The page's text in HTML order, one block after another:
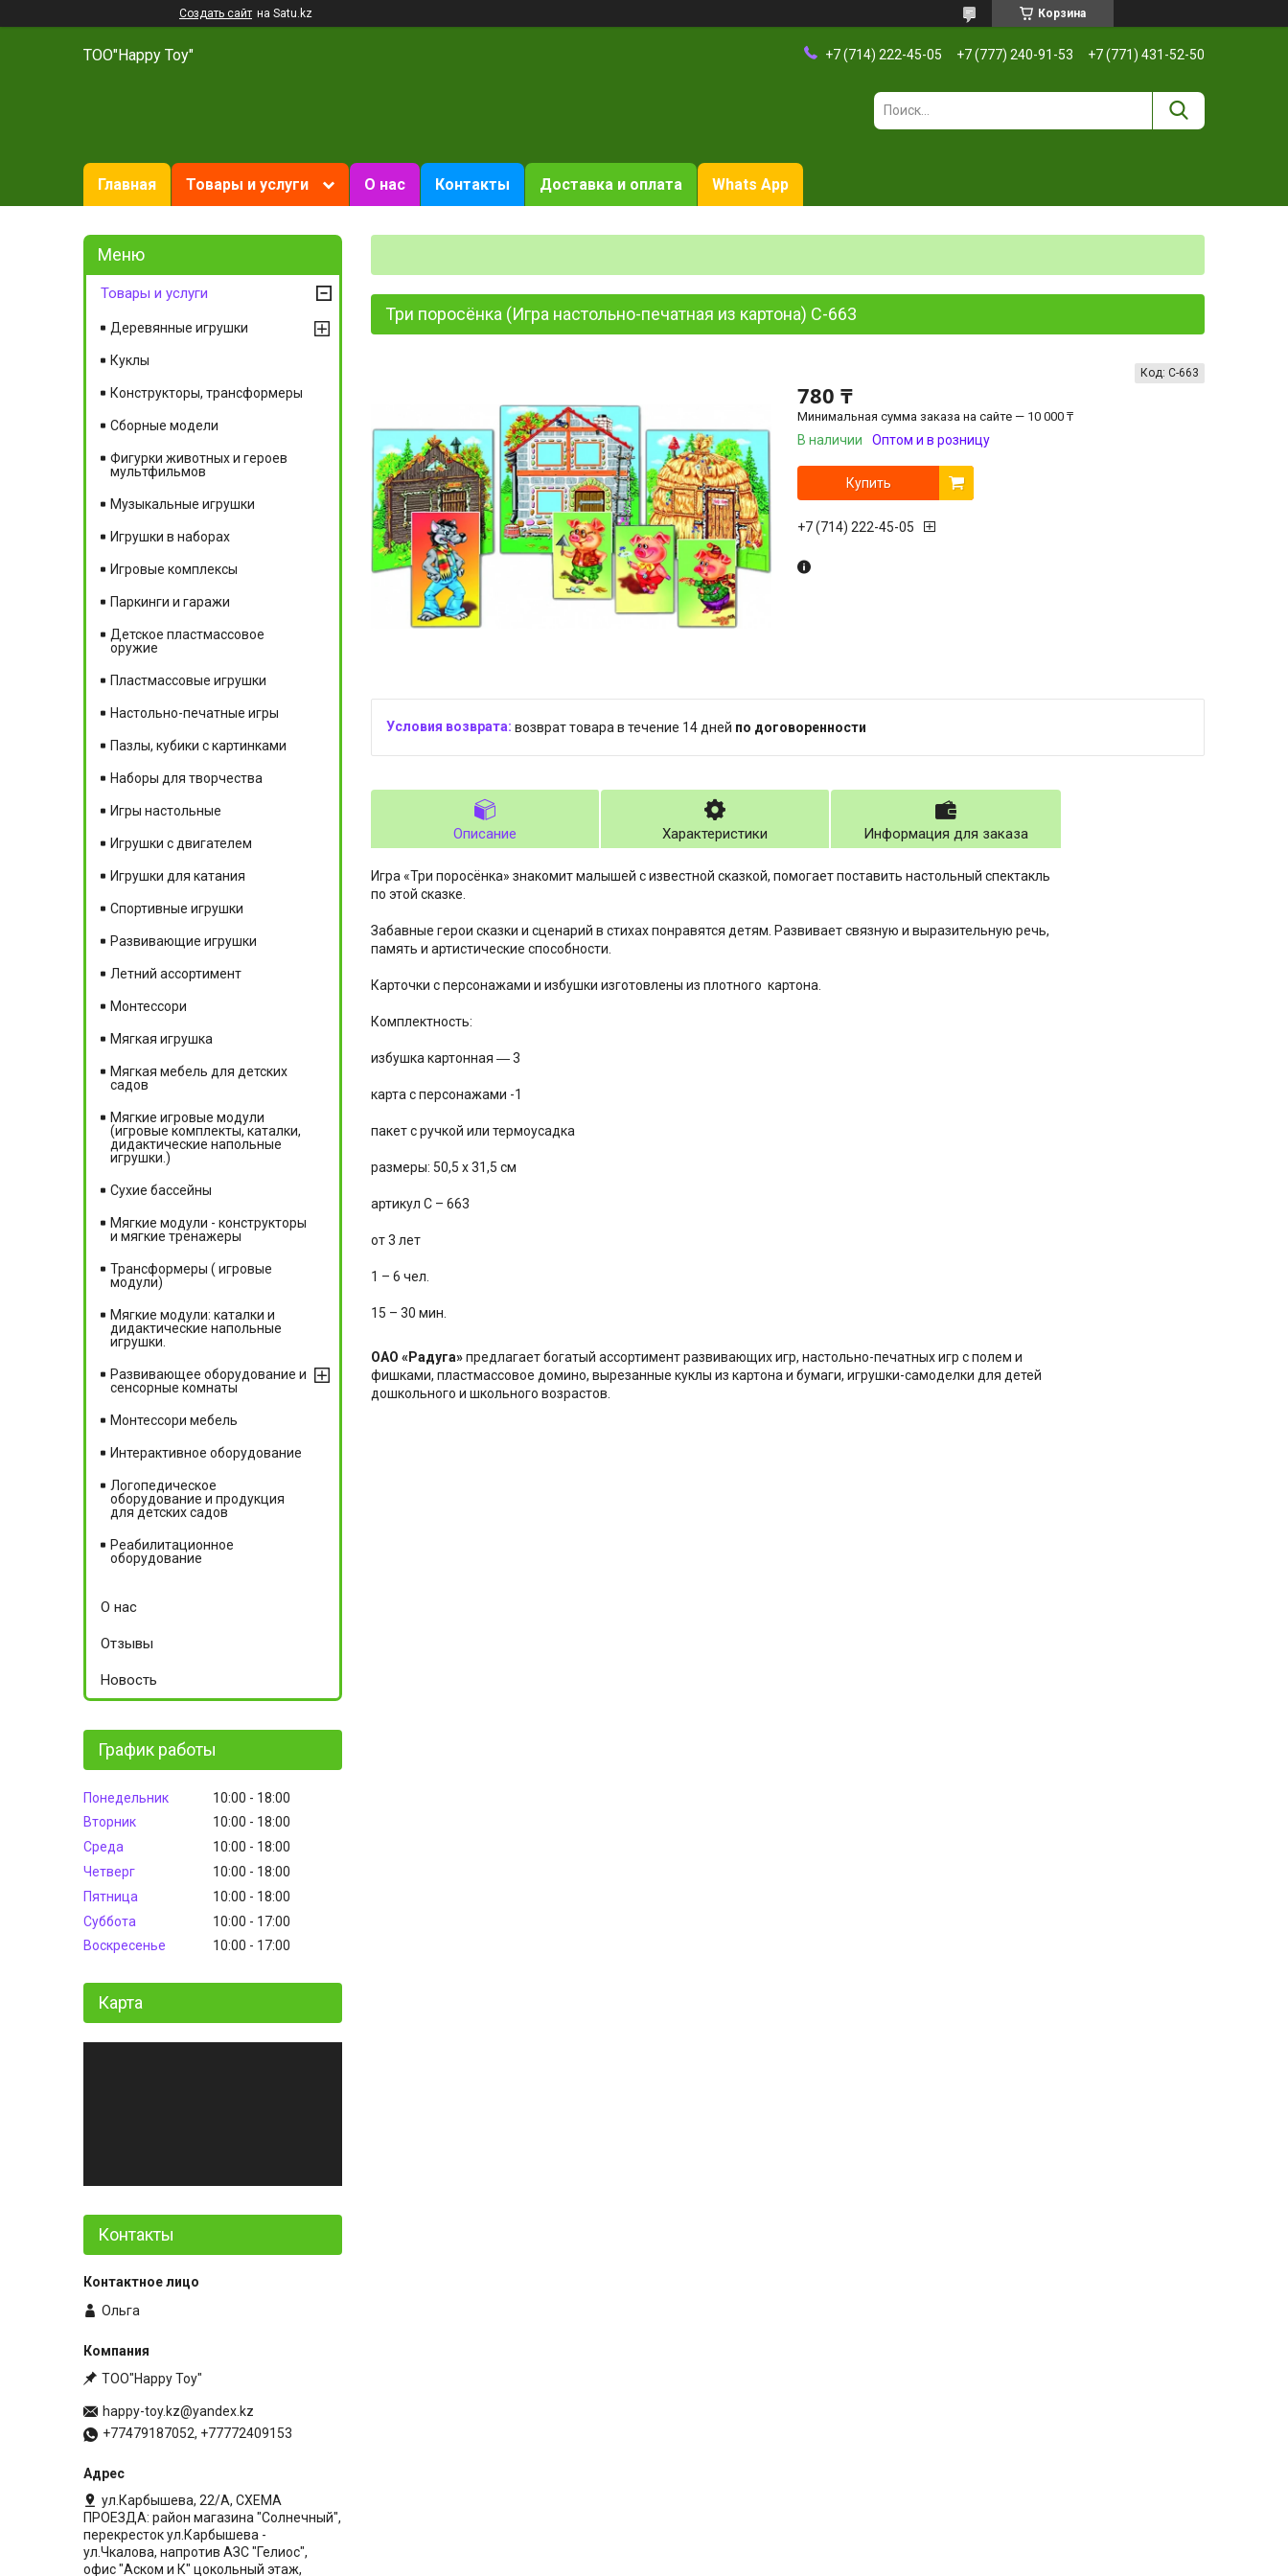
Создать сайт на Satu.kz Корзина
ТОО"Happy Toy" +7 (714) 222-45-05 +7 (777) 240-91-53 +7 (771) 431-52-50
Главная Товары и услуги О нас Контакты Доставка и оплата Whats App
Три поросёнка (Игра настольно-печатная из картона) С-663
780 ₸
Минимальная сумма заказа на сайте — 10 000 ₸
В наличии Оптом и в розницу
Код: С-663
Купить
+7 (714) 222-45-05
возврат товара в течение 14 дней по договоренности
Описание Характеристики Информация для заказа
Игра «Три поросёнка» знакомит малышей с известной сказкой, помогает поставить настольный спектакль
по этой сказке.
Забавные герои сказки и сценарий в стихах понравятся детям. Развивает связную и выразительную речь,
память и артистические способности.
Карточки с персонажами и избушки изготовлены из плотного картона.
Комплектность:
избушка картонная ― 3
карта с персонажами -1
пакет с ручкой или термоусадка
размеры: 50,5 х 31,5 см
артикул С – 663
от 3 лет
1 – 6 чел.
15 – 30 мин.
ОАО «Радуга»предлагает богатый ассортимент развивающих игр, настольно-печатных игр с полем и
фишками, пластмассовое домино, вырезанные куклы из картона и бумаги, игрушки-самоделки для детей
дошкольного и школьного возрастов.
Товары и услуги
Деревянные игрушки
Куклы
Конструкторы, трансформеры
Сборные модели
Фигурки животных и героев
мультфильмов
Музыкальные игрушки
Игрушки в наборах
Игровые комплексы
Паркинги и гаражи
Детское пластмассовое
оружие
Пластмассовые игрушки
Настольно-печатные игры
Пазлы, кубики с картинками
Наборы для творчества
Игры настольные
Игрушки с двигателем
Игрушки для катания
Спортивные игрушки
Развивающие игрушки
Летний ассортимент
Монтессори
Мягкая игрушка
Мягкая мебель для детских
садов
Мягкие игровые модули
(игровые комплекты, каталки,
дидактические напольные
игрушки.)
Сухие бассейны
Мягкие модули - конструкторы
и мягкие тренажеры
Трансформеры ( игровые
модули)
Мягкие модули: каталки и
дидактические напольные
игрушки.
Развивающее оборудование и
сенсорные комнаты
Монтессори мебель
Интерактивное оборудование
Логопедическое
оборудование и продукция
для детских садов
Реабилитационное
оборудование
О нас
Отзывы
Новость
График работы
Понедельник 10:00
18:00
Вторник
10:00
18:00
Среда
10:00
18:00
Четверг
10:00
18:00
Пятница
10:00
18:00
Суббота
10:00
17:00
Воскресенье
10:00 17:00
Карта
Контакты
Ольга
ТОО"Happy Toy"
happy-toy.kz@yandex.kz
+77479187052, +77772409153
ул.Карбышева, 22/А, СХЕМА
ПРОЕЗДА: район магазина "Солнечный",
перекресток ул.Карбышева -
ул.Чкалова, напротив АЗС "Гелиос",
офис "Аском и К" цокольный этаж,